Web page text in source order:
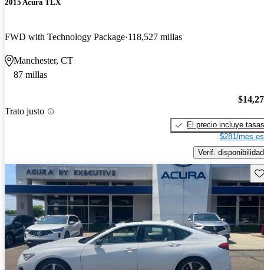
2015 Acura TLX
FWD with Technology Package 118,527 millas
Manchester, CT
87 millas
Trato justo
El precio incluye tasas
$281/mes
Verif. disponibilidad